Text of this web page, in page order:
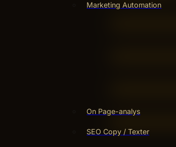
Marketing Automation
On Page-analys
SEO Copy / Texter